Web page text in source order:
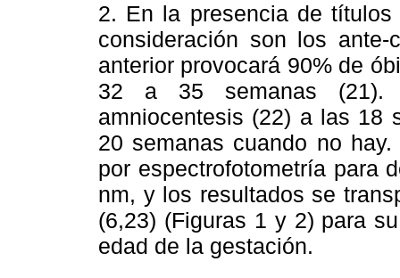
2. En la presencia de
consideración son los
anterior provocará 90% de
32 a 35 semanas
amniocentesis (22) a las 18
20 semanas cuando no
por espectrofotometría para
nm, y los resultados se
(6,23) (Figuras 1 y 2) para
edad de la gestación.